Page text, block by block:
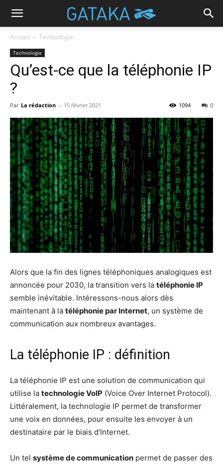
Accueil Technologie
Technologie
Qu’est-ce que la téléphonie IP
?
Par La rédaction - 15 février 2021 0
1094
Alors que la fin des lignes téléphoniques analogiques est
annoncée pour 2030, la transition vers la téléphonie IP
semble inévitable. Intéressons-nous alors dès
maintenant à la téléphonie par Internet, un système de
communication aux nombreux avantages.
La téléphonie IP : définition
La téléphonie IP est une solution de communication qui
utilise la technologie VoIP (Voice Over Internet Protocol).
Littéralement, la technologie IP permet de transformer
une voix en données, pour ensuite les envoyer à un
destinataire par le biais d’Internet.
Un tel système de communication permet de passer des